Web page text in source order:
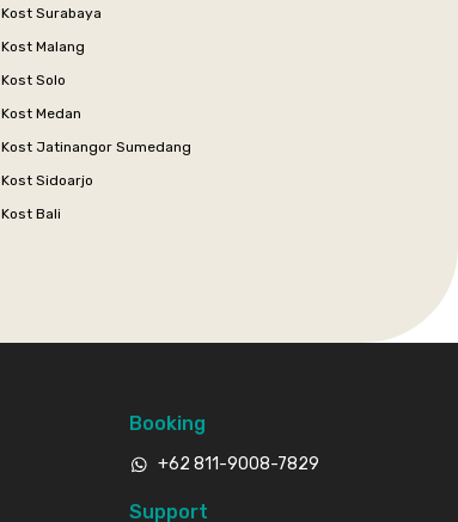
Kost Surabaya
Kost Malang
Kost Solo
Kost Medan
Kost Jatinangor Sumedang
Kost Sidoarjo
Kost Bali
Booking
+62 811-9008-7829
Support